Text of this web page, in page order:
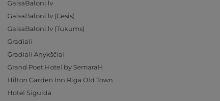
GaisaBaloni.lv
GaisaBaloni.lv (Cēsis)
GaisaBaloni.lv (Tukums)
Gradiali
Gradiali Anykščiai
Grand Poet Hotel by SemaraH
Hilton Garden Inn Riga Old Town
Hotel Sigulda